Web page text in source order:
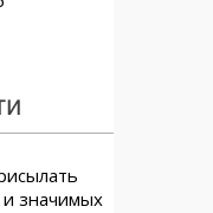
значимых